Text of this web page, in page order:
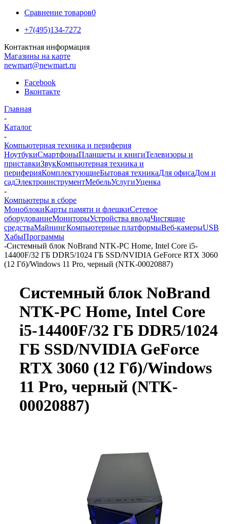
Сравнение товаров0
+7(495)134-7272
Контактная информация
Магазины на карте
newmart@newmart.ru
Facebook
Вконтакте
Главная
-
Каталог
-
Компьютерная техника и периферия
НоутбукиСмартфоныПланшеты и книгиТелевизоры и
приставкиЗвукКомпьютерная техника и
периферияКомплектующиеБытовая техникаДля офисаДом и
садЭлектроинструментМебельУслугиУценка
-
Компьютеры в сборе
МоноблокиКарты памяти и флешкиСетевое
оборудованиеМониторыУстройства вводаЧистящие
средстваМайнингКомпьютерные платформыВеб-камерыUSB
ХабыПрограммы
-Системный блок NoBrand NTK-PC Home, Intel Core i5-
14400F/32 ГБ DDR5/1024 ГБ SSD/NVIDIA GeForce RTX 3060
(12 Гб)/Windows 11 Pro, черный (NTK-00020887)
Системный блок NoBrand
NTK-PC Home, Intel Core
i5-14400F/32 ГБ DDR5/1024
ГБ SSD/NVIDIA GeForce
RTX 3060 (12 Гб)/Windows
11 Pro, черный (NTK-
00020887)